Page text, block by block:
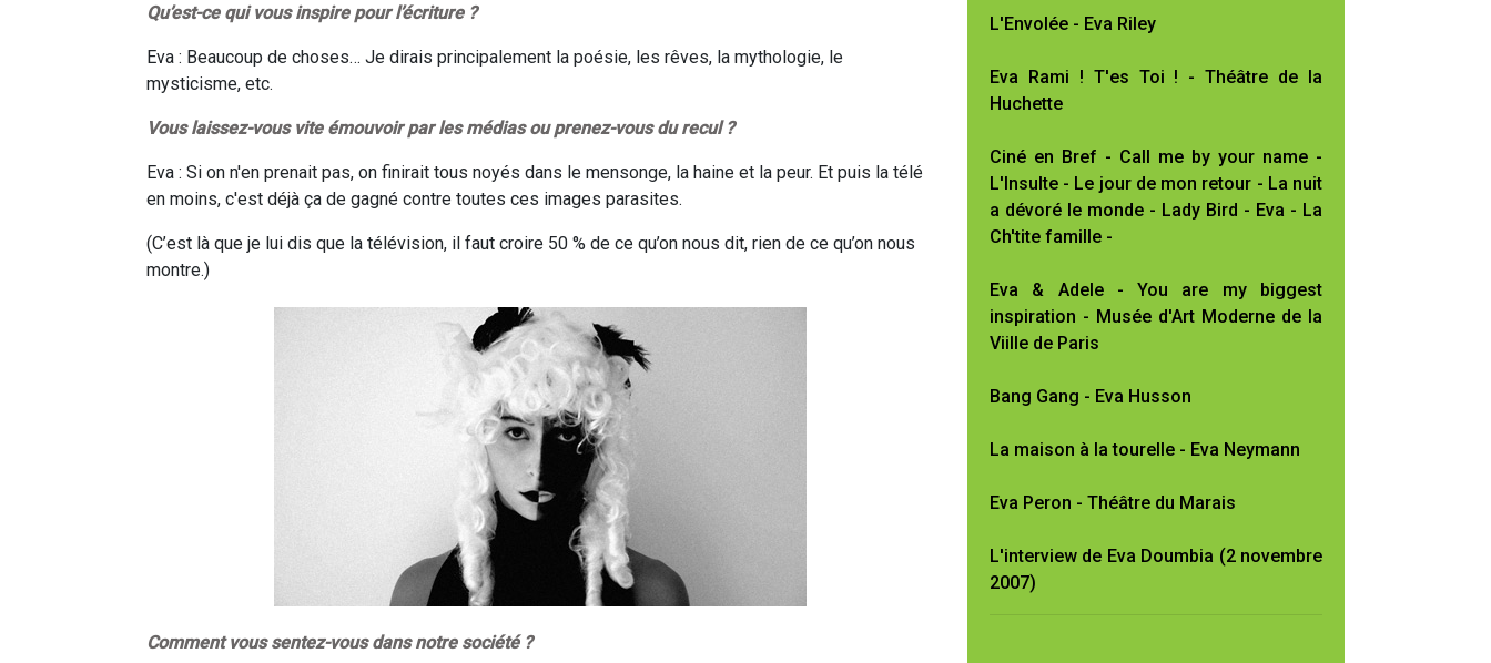
Qu’est-ce qui vous inspire pour l’écriture ?
Eva : Beaucoup de choses… Je dirais principalement la poésie, les rêves, la mythologie, le
mysticisme, etc.
Vous laissez-vous vite émouvoir par les médias ou prenez-vous du recul ?
Eva : Si on n'en prenait pas, on finirait tous noyés dans le mensonge, la haine et la peur. Et puis la télé
en moins, c'est déjà ça de gagné contre toutes ces images parasites.
(C’est là que je lui dis que la télévision, il faut croire 50 % de ce qu’on nous dit, rien de ce qu’on nous
montre.)
Comment vous sentez-vous dans notre société ?
L'Envolée - Eva Riley
Eva Rami ! T'es Toi ! - Théâtre de la
Huchette
Ciné en Bref - Call me by your name -
L'Insulte - Le jour de mon retour - La nuit
a dévoré le monde - Lady Bird - Eva - La
Ch'tite famille -
Eva & Adele - You are my biggest
inspiration - Musée d'Art Moderne de la
Viille de Paris
Bang Gang - Eva Husson
La maison à la tourelle - Eva Neymann
Eva Peron - Théâtre du Marais
L'interview de Eva Doumbia (2 novembre
2007)